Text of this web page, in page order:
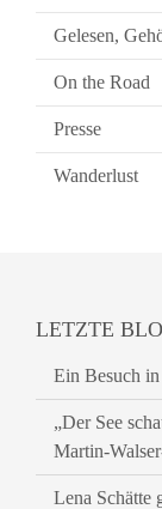
Gelesen,
On the Road
Presse
Wanderlust
LETZTE
Ein Besuch
„Der See
Martin-
Lena Schätte